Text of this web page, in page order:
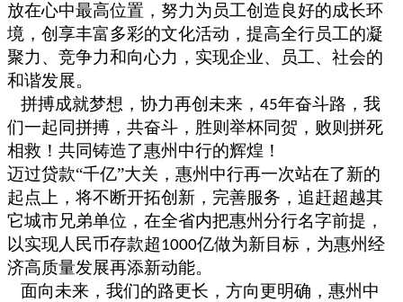
放在心中最高位置，努力为员工创造良好的成长环
境，创享丰富多彩的文化活动，提高全行员工的凝
聚力、竞争力和向心力，实现企业、员工、社会的
和谐发展。
拼搏成就梦想，协力再创未来， 45年奋斗路，我
们一起同拼搏，共奋斗，胜则举杯同贺，败则拼死
相救！共同铸造了惠州中行的辉煌！
迈过贷款“千亿”大关，惠州中行再一次站在了新的
起点上，将不断开拓创新，完善服务，追赶超越其
它城市兄弟单位，在全省内把惠州分行名字前提，
以实现人民币存款超1000亿做为新目标，为惠州经
济高质量发展再添新动能。
面向未来，我们的路更长，方向更明确，惠州中